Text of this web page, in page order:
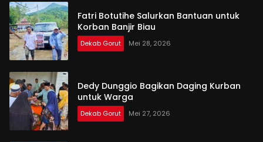
Fatri Botutihe Salurkan Bantuan untuk
Korban Banjir Biau
Dekab Gorut Mei 28, 2026
Dedy Dunggio Bagikan Daging Kurban
untuk Warga
Dekab Gorut Mei 27, 2026